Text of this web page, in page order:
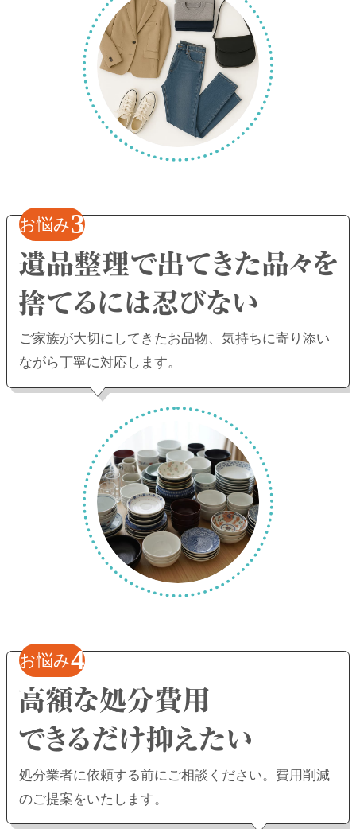
お悩み3
ご家族が大切にしてきたお品物、気持ちに寄り添い
ながら丁寧に対応します。
お悩み4
処分業者に依頼する前にご相談ください。 費用削減
のご提案をいたします。